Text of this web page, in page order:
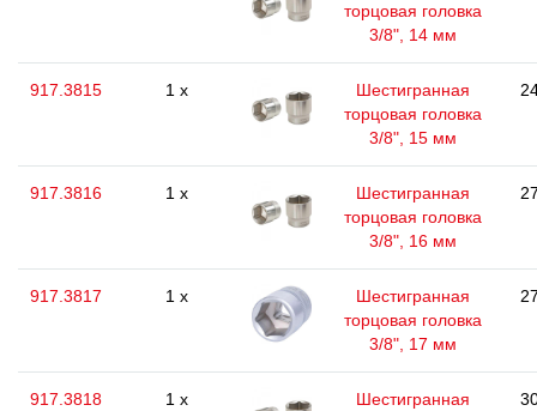
торцовая головка
3/8", 14 мм
917.3815 1 x
Шестигранная
торцовая головка
3/8", 15 мм
917.3816 1 x
Шестигранная
торцовая головка
3/8", 16 мм
917.3817 1 x
Шестигранная
торцовая головка
3/8", 17 мм
917.3818 1 x
Шестигранная